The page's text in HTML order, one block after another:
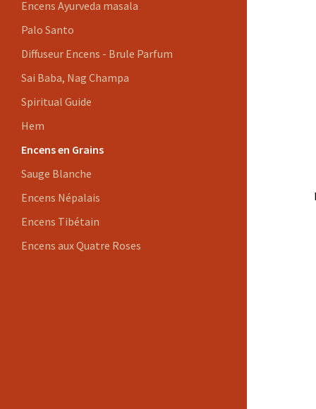
Encens Ayurveda masala
Palo Santo
Diffuseur Encens - Brule Parfum
Sai Baba, Nag Champa
Spiritual Guide
Hem
Encens en Grains
Sauge Blanche
Encens Népalais
Encens Tibétain
Encens aux Quatre Roses